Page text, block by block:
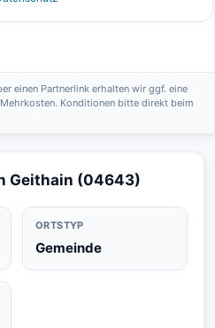
einen Partnerlink erhalten wir ggf. eine
Konditionen bitte direkt beim
Geithain (04643)
ORTSTYP
Gemeinde